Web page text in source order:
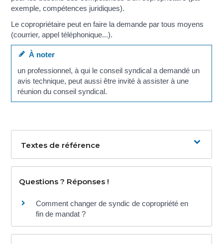
exemple, compétences juridiques).
Le copropriétaire peut en faire la demande par tous moyens
(courrier, appel téléphonique...).
À noter
un professionnel, à qui le conseil syndical a demandé un
avis technique, peut aussi être invité à assister à une
réunion du conseil syndical.
Textes de référence
Questions ? Réponses !
Comment changer de syndic de copropriété en
fin de mandat ?